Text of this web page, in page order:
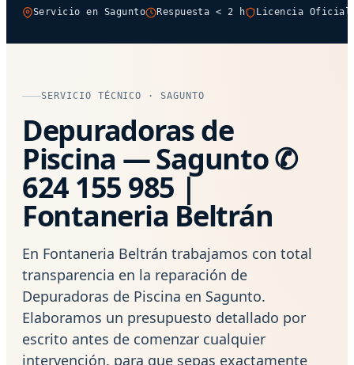
Servicio en Sagunto Respuesta < 2 h Licencia Oficial
SERVICIO TÉCNICO · SAGUNTO
Depuradoras de
Piscina — Sagunto ✆
624 155 985 |
Fontaneria Beltrán
En Fontaneria Beltrán trabajamos con total
transparencia en la reparación de
Depuradoras de Piscina en Sagunto.
Elaboramos un presupuesto detallado por
escrito antes de comenzar cualquier
intervención, para que sepas exactamente